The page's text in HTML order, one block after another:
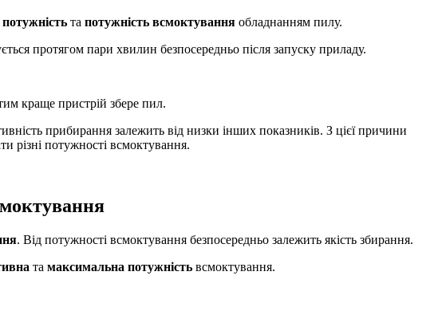
та потужність всмоктуванняобладнанням пилу.
протягом пари хвилин безпосередньо після запуску приладу.
краще пристрій збере пил.
прибирання залежить від низки інших показників. З цієї причини
різні потужності всмоктування.
. Від потужності всмоктування безпосередньо залежить якість збирання.
та максимальна потужність всмоктування.